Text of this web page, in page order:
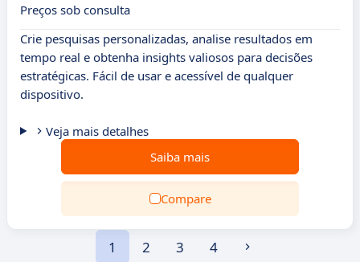
Preços sob consulta
Crie pesquisas personalizadas, analise resultados em
tempo real e obtenha insights valiosos para decisões
estratégicas. Fácil de usar e acessível de qualquer
dispositivo.
Veja mais detalhes
Saiba mais
Compare
1 2 3 4